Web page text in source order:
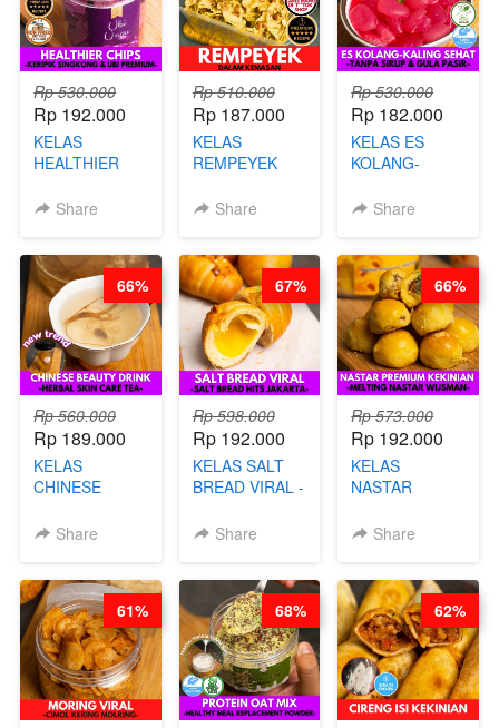
Rp 530.000
Rp 192.000
KELAS
HEALTHIER
KERIPIK
BY CHEF DITA
Share
Rp 510.000
Rp 187.000
KELAS
REMPEYEK
KEMASAN - BY
Share
Rp 530.000
Rp 182.000
KELAS ES
KOLANG-
- TANPA SIRUP
Share
Rp 560.000
Rp 189.000
KELAS
CHINESE
- HERBAL SKIN
ARISUDANA
Share
66%
Rp 598.000
Rp 192.000
KELAS SALT
BREAD VIRAL -
HITS JAKARTA
Share
67%
Rp 573.000
Rp 192.000
KELAS
NASTAR
KEKINIAN -
WIJSMAN- BY
CHEF DITA
Share
66%
61% 68% 62%